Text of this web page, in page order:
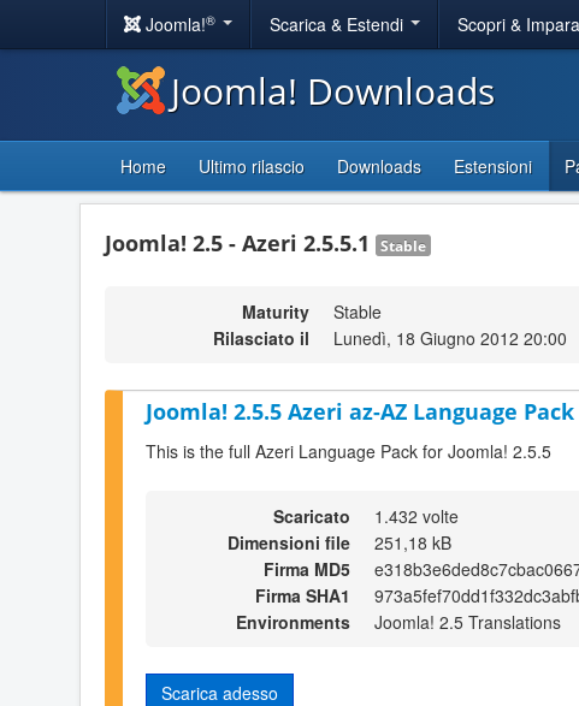
Joomla!® Scarica & Estendi Scopri & Impara
Joomla! Downloads
Home Ultimo rilascio Downloads Estensioni
Joomla! 2.5 - Azeri 2.5.5.1 Stable
Maturity
Stable
Rilasciato il
Lunedì, 18 Giugno 2012 20:00
Joomla! 2.5.5 Azeri az-AZ Language Pack
This is the full Azeri Language Pack for Joomla! 2.5.5
Scaricato
1.432 volte
Dimensioni file
251,18 kB
Firma MD5
Firma SHA1
Environments
Joomla! 2.5 Translations
Scarica adesso